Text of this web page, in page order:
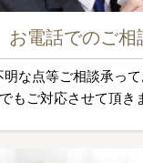
お電話でのご相
明な点等ご相談承っ
もご対応させて頂き